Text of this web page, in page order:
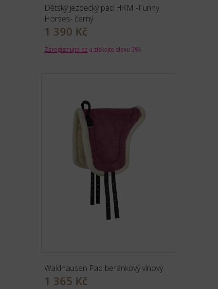
Dětský jezdecký pad HKM -Funny
Horses- černý
1 390 Kč
Zaregistrujte se a získejte slevu 5%!
Waldhausen Pad beránkový vínový
1 365 Kč